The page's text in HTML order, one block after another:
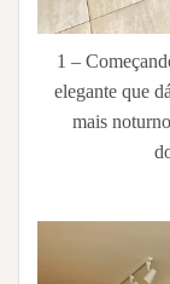
1 –
elegante que
mais